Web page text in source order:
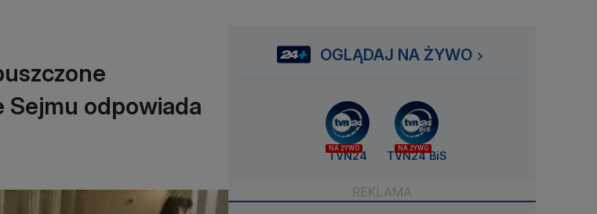
Sejmu odpowiada
OGLĄDAJ NA ŻYWO
NA ŻYWO
TVN24
NA ŻYWO
TVN24 BiS